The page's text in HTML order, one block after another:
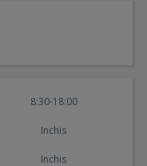
8:30-18:00
Inchis
Inchis